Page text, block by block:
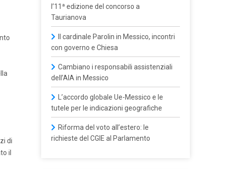
di
il
l’11ª edizione del concorso a
Taurianova
Il cardinale Parolin in Messico, incontri
con governo e Chiesa
Cambiano i responsabili assistenziali
dell’AIA in Messico
L’accordo globale Ue-Messico e le
tutele per le indicazioni geografiche
Riforma del voto all’estero: le
richieste del CGIE al Parlamento